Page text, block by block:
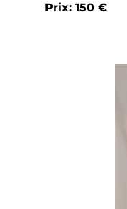
Prix: 150 €